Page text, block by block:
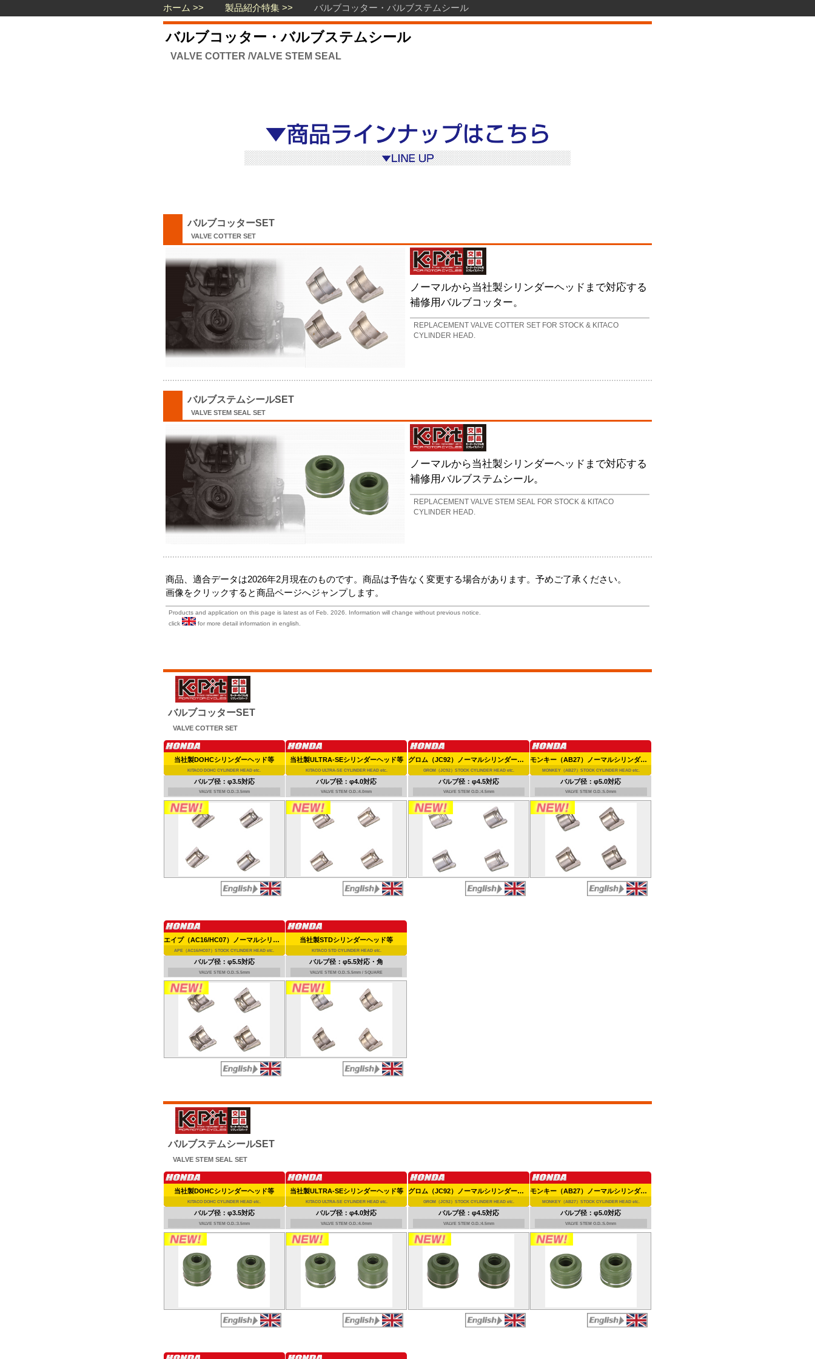
ホーム 製品紹介特集 バルブコッター・バルブステムシール
バルブコッター・バルブステムシール
VALVE COTTER /VALVE STEM SEAL
バルブコッターSET
VALVE COTTER SET
ノーマルから当社製シリンダーヘッドまで対応する
補修用バルブコッター。
REPLACEMENT VALVE COTTER SET FOR STOCK & KITACO
CYLINDER HEAD.
バルブステムシールSET
VALVE STEM SEAL SET
ノーマルから当社製シリンダーヘッドまで対応する
補修用バルブステムシール。
REPLACEMENT VALVE STEM SEAL FOR STOCK & KITACO
CYLINDER HEAD.
商品、適合データは2026年2月現在のものです。商品は予告なく変更する場合があります。予めご了承ください。
画像をクリックすると商品ページへジャンプします。
Products and application on this page is latest as of Feb. 2026. Information will change without previous notice.
click
for more detail information in english.
バルブコッターSET
VALVE COTTER SET
当社製DOHCシリンダーヘッド等
KITACO DOHC CYLINDER HEAD etc.
バルブ径：φ3.5対応
VALVE STEM O.D.:3.5mm
当社製ULTRA-SEシリンダーヘッド等
KITACO ULTRA-SE CYLINDER HEAD etc.
バルブ径：φ4.0対応
VALVE STEM O.D.:4.0mm
グロム（JC92）ノーマルシリンダーヘッド等
GROM（JC92）STOCK CYLINDER HEAD etc.
バルブ径：φ4.5対応
VALVE STEM O.D.:4.5mm
モンキー（AB27）ノーマルシリンダーヘッド等
MONKEY（AB27）STOCK CYLINDER HEAD etc.
バルブ径：φ5.0対応
VALVE STEM O.D.:5.0mm
エイプ（AC16/HC07）ノーマルシリンダーヘッド等
APE（AC16/HC07）STOCK CYLINDER HEAD etc.
バルブ径：φ5.5対応
VALVE STEM O.D.:5.5mm
当社製STDシリンダーヘッド等
KITACO STD CYLINDER HEAD etc.
バルブ径：φ5.5対応・角
VALVE STEM O.D.:5.5mm / SQUARE
バルブステムシールSET
VALVE STEM SEAL SET
当社製DOHCシリンダーヘッド等
KITACO DOHC CYLINDER HEAD etc.
バルブ径：φ3.5対応
VALVE STEM O.D.:3.5mm
当社製ULTRA-SEシリンダーヘッド等
KITACO ULTRA-SE CYLINDER HEAD etc.
バルブ径：φ4.0対応
VALVE STEM O.D.:4.0mm
グロム（JC92）ノーマルシリンダーヘッド等
GROM（JC92）STOCK CYLINDER HEAD etc.
バルブ径：φ4.5対応
VALVE STEM O.D.:4.5mm
モンキー（AB27）ノーマルシリンダーヘッド等
MONKEY（AB27）STOCK CYLINDER HEAD etc.
バルブ径：φ5.0対応
VALVE STEM O.D.:5.0mm